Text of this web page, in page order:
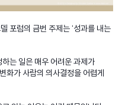
포럼의 금번 주제는 '성과를 내는
는 일은 매우 어려운 과제가
화가 사람의 의사결정을 어렵게